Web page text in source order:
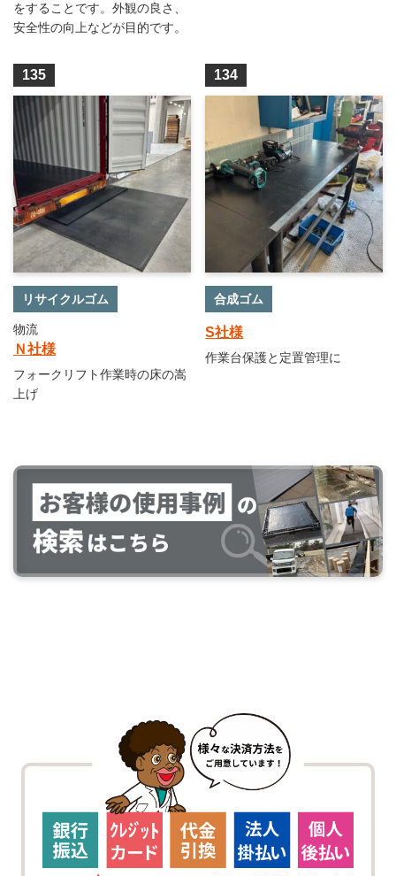
をすることです。外観の良さ、
安全性の向上などが目的です。
135
リサイクルゴム
物流
Ｎ社様
フォークリフト作業時の床の嵩
上げ
134
合成ゴム
S社様
作業台保護と定置管理に